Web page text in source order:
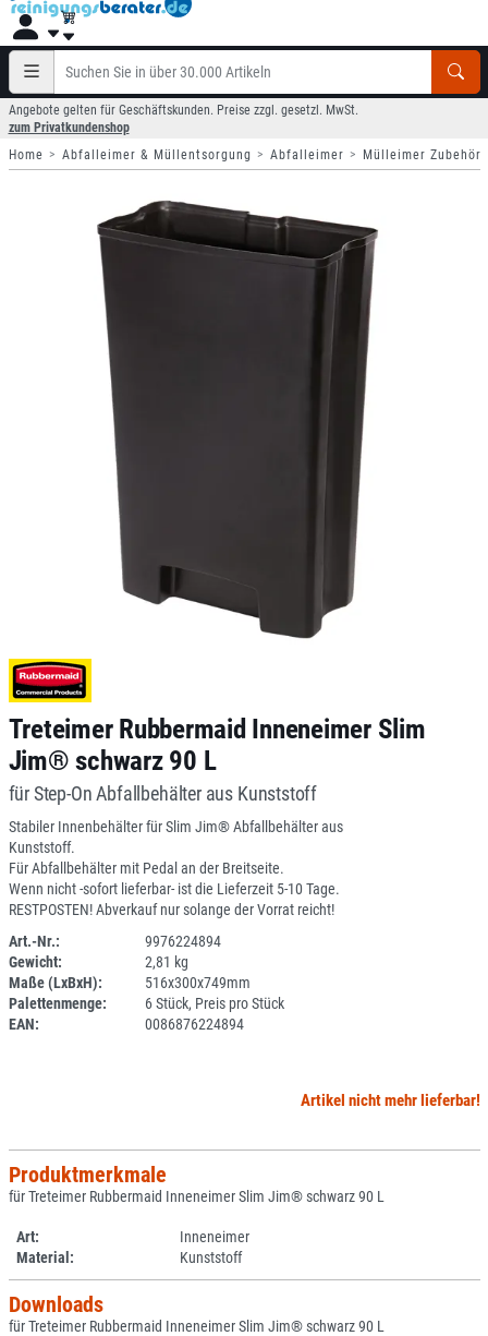
Angebote gelten für Geschäftskunden. Preise zzgl. gesetzl. MwSt.
zum Privatkundenshop
Home
Abfalleimer & Müllentsorgung Abfalleimer Mülleimer Zubehör
Treteimer Rubbermaid Inneneimer Slim
Jim® schwarz 90 L
für Step-On Abfallbehälter aus Kunststoff
Stabiler Innenbehälter für Slim Jim® Abfallbehälter aus
Kunststoff.
Für Abfallbehälter mit Pedal an der Breitseite.
Wenn nicht -sofort lieferbar- ist die Lieferzeit 5-10 Tage.
RESTPOSTEN! Abverkauf nur solange der Vorrat reicht!
Art.-Nr.:
9976224894
Gewicht:
2,81 kg
Maße (LxBxH):
516x300x749mm
Palettenmenge:
6 Stück, Preis pro Stück
EAN:
0086876224894
Artikel nicht mehr lieferbar!
Produktmerkmale
für Treteimer Rubbermaid Inneneimer Slim Jim® schwarz 90 L
Art:
Inneneimer
Material:
Kunststoff
Downloads
für Treteimer Rubbermaid Inneneimer Slim Jim® schwarz 90 L